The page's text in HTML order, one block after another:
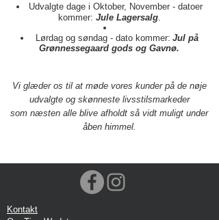
Udvalgte dage i Oktober, November - datoer
kommer: Jule Lagersalg.
Lørdag og søndag - dato kommer: Jul på
Grønnessegaard gods og Gavnø.
Vi glæder os til at møde vores kunder på de nøje
udvalgte og skønneste livsstilsmarkeder
som næsten alle blive afholdt så vidt muligt under
åben himmel.
Kontakt